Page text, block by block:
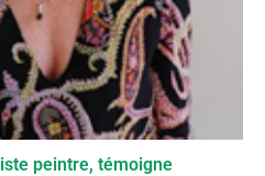
peintre, témoigne